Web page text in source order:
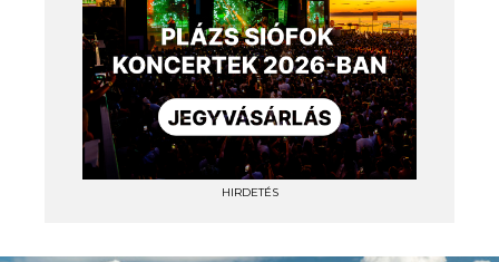
HIRDETÉS